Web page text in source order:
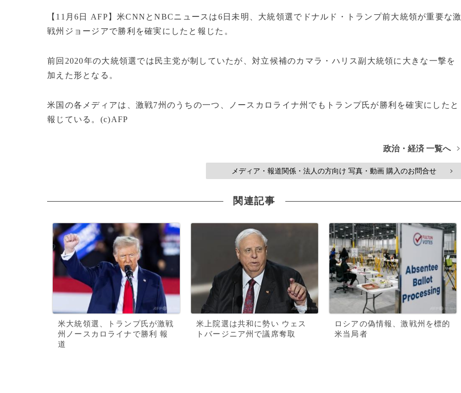
【11月6日 AFP】米CNNとNBCニュースは6日未明、大統領選でドナルド・トランプ前大統領が重要な激
戦州ジョージアで勝利を確実にしたと報じた。
前回2020年の大統領選では民主党が制していたが、対立候補のカマラ・ハリス副大統領に大きな一撃を
加えた形となる。
米国の各メディアは、激戦7州のうちの一つ、ノースカロライナ州でもトランプ氏が勝利を確実にしたと
報じている。(c)AFP
政治・経済 一覧へ >
メディア・報道関係・法人の方向け 写真・動画 購入のお問合せ >
関連記事
米大統領選、トランプ氏が激戦
州ノースカロライナで勝利 報
道
米上院選は共和に勢い ウェス
トバージニア州で議席奪取
ロシアの偽情報、激戦州を標的
米当局者